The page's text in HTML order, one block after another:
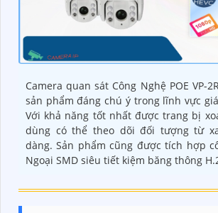
Camera quan sát Công Nghệ POE VP-
sản phẩm đáng chú ý trong lĩnh vực
Với khả năng tốt nhất được trang bị
dùng có thể theo dõi đối tượng từ
dàng. Sản phẩm cũng được tích hợp
Ngoại SMD siêu tiết kiệm băng thông